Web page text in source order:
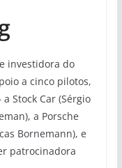
investidora do
a cinco pilotos,
Stock Car (Sérgio
a Porsche
Bornemann), e
patrocinadora